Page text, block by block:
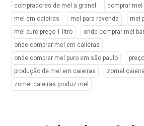
compradores de mel a granel
comprar
mel em caieiras
mel para revenda
mel
mel puro preço 1 litro
onde comprar mel
onde comprar mel em caiieras
onde comprar mel puro em são paulo
produção de mel em caieiras
zomel
zomel caieiras produz mel